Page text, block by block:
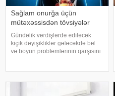
Sağlam onurğa üçün
mütəxəssisdən tövsiyələr
Gündəlik vərdişlərdə ediləcək
kiçik dəyişikliklər gələcəkdə bel
və boyun problemlərinin qarşısını
duruş onurğanın sağlam